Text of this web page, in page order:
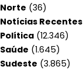
Norte (36)
Notícias Recentes
Política (12.346)
Saúde (1.645)
Sudeste (3.865)